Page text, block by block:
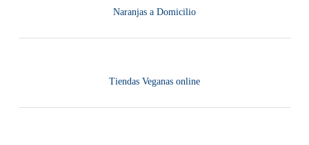
Naranjas a Domicilio
Tiendas Veganas online